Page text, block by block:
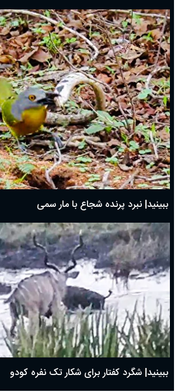
ببینید| نبرد پرنده شجاع با مار سمی
ببینید| شگرد کفتار برای شکار تک نفره کودو